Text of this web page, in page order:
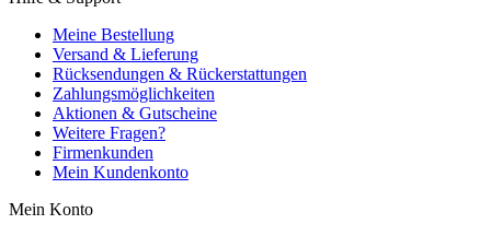
Meine Bestellung
Versand & Lieferung
Rücksendungen & Rückerstattungen
Zahlungsmöglichkeiten
Aktionen & Gutscheine
Weitere Fragen?
Firmenkunden
Mein Kundenkonto
Mein Konto